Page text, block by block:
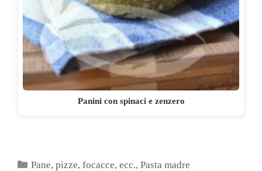
Panini con spinaci e zenzero
Categorie
Pane, pizze, focacce, ecc.,Pasta madre